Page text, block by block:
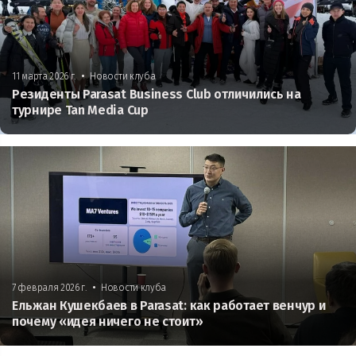
11 марта 2026 г. • Новости клуба
Резиденты Parasat Business Club отличились на
турнире Tan Media Cup
7 февраля 2026 г. • Новости клуба
Ельжан Кушекбаев в Parasat: как работает венчур и
почему «идея ничего не стоит»